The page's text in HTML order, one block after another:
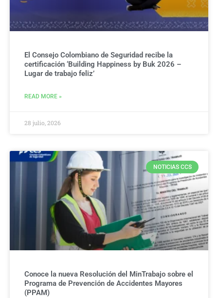
El Consejo Colombiano de Seguridad recibe la
certificación ‘Building Happiness by Buk 2026 –
Lugar de trabajo feliz’
READ MORE »
28 julio, 2026
NOTICIAS CCS
Conoce la nueva Resolución del MinTrabajo sobre el
Programa de Prevención de Accidentes Mayores
(PPAM)